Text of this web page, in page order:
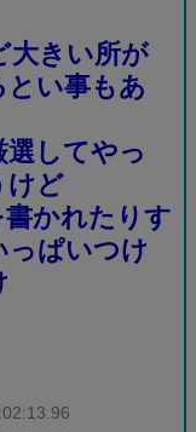
大きい所が
とい事もあ
してやっ
けど
かれたりす
っぱいつけ